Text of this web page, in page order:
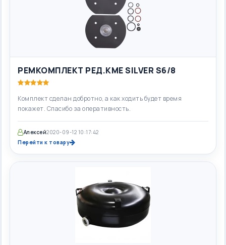
РЕМКОМПЛЕКТ РЕД.KME SILVER S6/8
Комплект сделан добротно, а как ходить будет время
покажет. Спасибо за оперативность.
Алексей2020-09-12 10:17:42
Перейти к товару